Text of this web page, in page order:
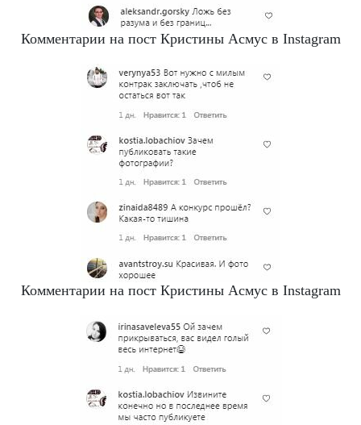
Комментарии на пост Кристины Асмус в Instagram
Комментарии на пост Кристины Асмус в Instagram